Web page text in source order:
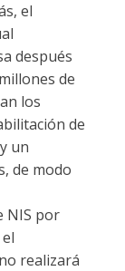
el
después
de
los
de
un
de modo
NIS por
realizará